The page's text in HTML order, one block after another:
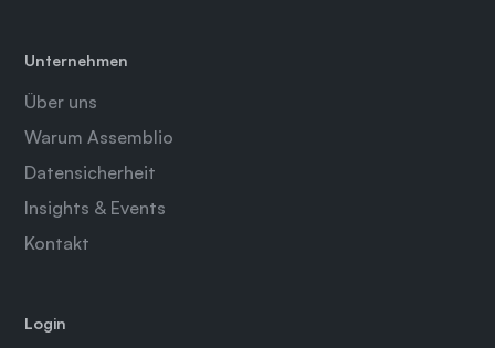
Unternehmen
Über uns
Warum Assemblio
Datensicherheit
Insights & Events
Kontakt
Login